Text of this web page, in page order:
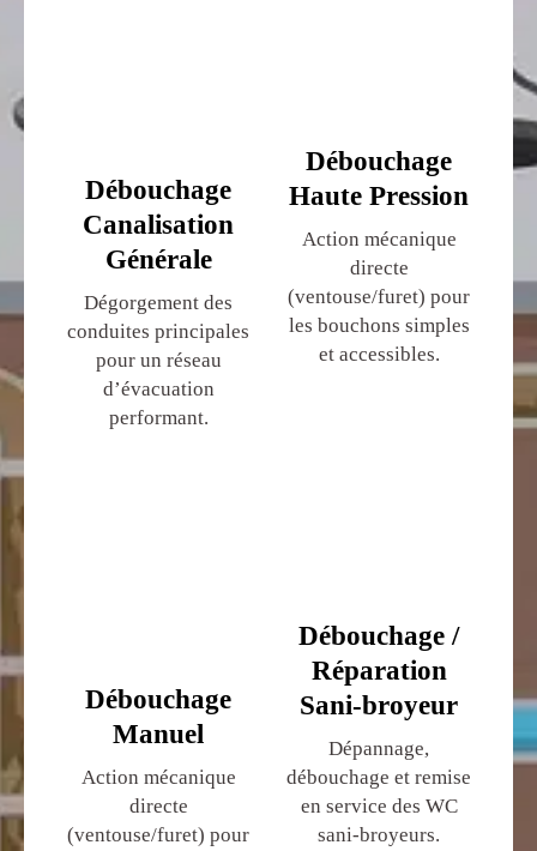
Débouchage
Canalisation
Générale
Dégorgement des
conduites principales
pour un réseau
d’évacuation
performant.
Débouchage
Manuel
Action mécanique
directe
(ventouse/furet) pour
Débouchage
Haute Pression
Action mécanique
directe
(ventouse/furet) pour
les bouchons simples
et accessibles.
Débouchage /
Réparation
Sani-broyeur
Dépannage,
débouchage et remise
en service des WC
sani-broyeurs.